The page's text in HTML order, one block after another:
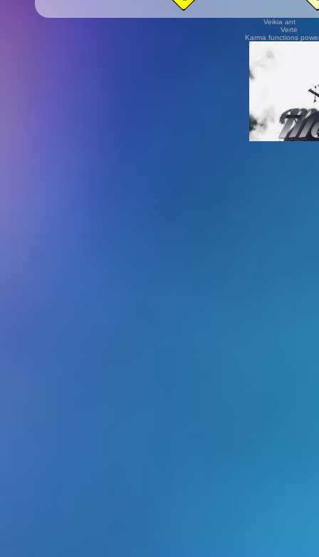
Veikia ant
Vertė Vilius
Karma functions